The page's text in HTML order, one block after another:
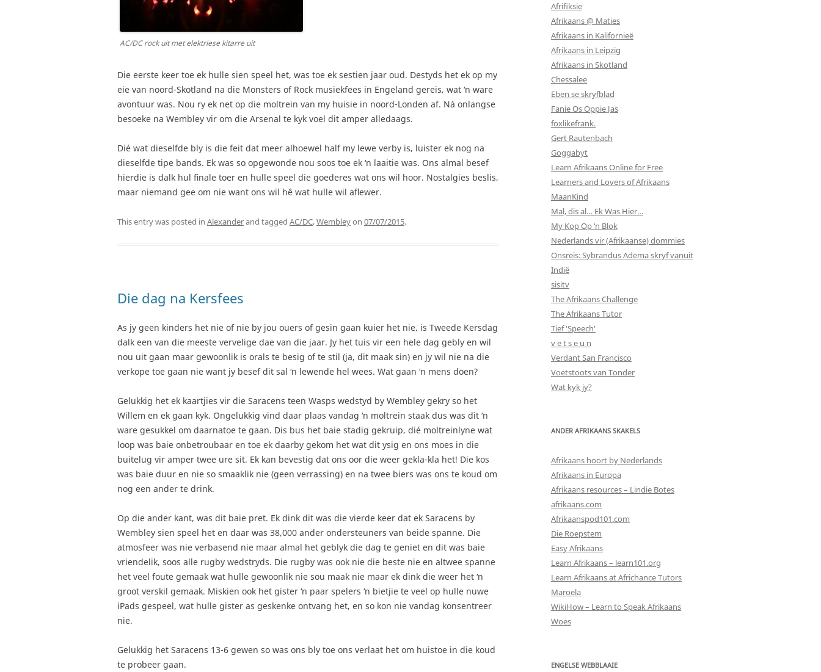
AC/DC rock uit met elektriese kitarre uit
Die eerste keer toe ek hulle sien speel het, was toe ek sestien jaar oud. Destyds het ek op my
eie van noord-Skotland na die Monsters of Rock musiekfees in Engeland gereis, wat ‘n ware
avontuur was. Nou ry ek net op die moltrein van my huisie in noord-Londen af. Ná onlangse
besoeke na Wembley vir om die Arsenal te kyk voel dit amper alledaags.
Dié wat dieselfde bly is die feit dat meer alhoewel half my lewe verby is, luister ek nog na
dieselfde tipe bands. Ek was so opgewonde nou soos toe ek ‘n laaitie was. Ons almal besef
hierdie is dalk hul finale toer en hulle speel die goederes wat ons wil hoor. Nostalgies beslis,
maar niemand gee om nie want ons wil hê wat hulle wil aflewer.
This entry was posted in Alexanderand tagged AC/DC,Wembleyon 07/07/2015.
Die dag na Kersfees
As jy geen kinders het nie of nie by jou ouers of gesin gaan kuier het nie, is Tweede Kersdag
dalk een van die meeste vervelige dae van die jaar. Jy het tuis vir een hele dag gebly en wil
nou uit gaan maar gewoonlik is orals te besig of te stil (ja, dit maak sin) en jy wil nie na die
verkope toe gaan nie want jy besef dit sal ‘n lewende hel wees. Wat gaan ‘n mens doen?
Gelukkig het ek kaartjies vir die Saracens teen Wasps wedstyd by Wembley gekry so het
Willem en ek gaan kyk. Ongelukkig vind daar plaas vandag ‘n moltrein staak dus was dit ‘n
ware gesukkel om daarnatoe te gaan. Dis bus het baie stadig gekruip, dié moltreinlyne wat
loop was baie onbetroubaar en toe ek daarby gekom het wat dit ysig en ons moes in die
buitelug vir amper twee ure sit. Ek kan bevestig dat ons oor die weer gekla-kla het! Die kos
was baie duur en nie so smaaklik nie (geen verrassing) en na twee biers was ons te koud om
nog een ander te drink.
Op die ander kant, was dit baie pret. Ek dink dit was die vierde keer dat ek Saracens by
Wembley sien speel het en daar was 38,000 ander ondersteuners van beide spanne. Die
atmosfeer was nie verbasend nie maar almal het geblyk die dag te geniet en dit was baie
vriendelik, soos alle rugby wedstryds. Die rugby was ook nie die beste nie en altwee spanne
het veel foute gemaak wat hulle gewoonlik nie sou maak nie maar ek dink die weer het ‘n
groot verskil gemaak. Miskien ook het gister ‘n paar spelers ‘n bietjie te veel op hulle nuwe
iPads gespeel, wat hulle gister as geskenke ontvang het, en so kon nie vandag konsentreer
nie.
Gelukkig het Saracens 13-6 gewen so was ons bly toe ons verlaat het om huistoe in die koud
te probeer gaan.
Afrifiksie
Afrikaans @ Maties
Afrikaans in Kalifornieë
Afrikaans in Leipzig
Afrikaans in Skotland
Chessalee
Eben se skryfblad
Fanie Os Oppie Jas
foxlikefrank.
Gert Rautenbach
Goggabyt
Learn Afrikaans Online for Free
Learners and Lovers of Afrikaans
MaanKind
Mal, dis al… Ek Was Hier…
My Kop Op ‘n Blok
Nederlands vir (Afrikaanse) dommies
Onsreis: Sybrandus Adema skryf vanuit
Indië
sisitv
The Afrikaans Challenge
The Afrikaans Tutor
Tief 'Speech'
v e t s e u n
Verdant San Francisco
Voetstoots van Tonder
Wat kyk jy?
ANDER AFRIKAANS SKAKELS
Afrikaans hoort by Nederlands
Afrikaans in Europa
Afrikaans resources – Lindie Botes
afrikaans.com
Afrikaanspod101.com
Die Roepstem
Easy Afrikaans
Learn Afrikaans – learn101.org
Learn Afrikaans at Africhance Tutors
Maroela
WikiHow – Learn to Speak Afrikaans
Woes
ENGELSE WEBBLAAIE